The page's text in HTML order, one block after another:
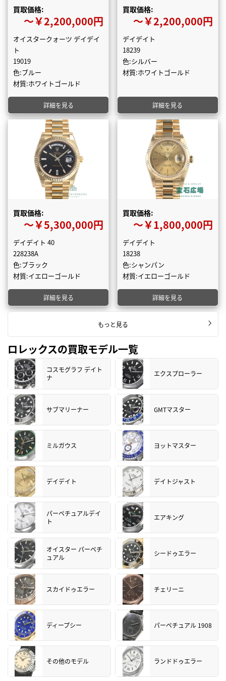
買取価格:
〜￥2,200,000円
オイスタークォーツ デイデイ
ト
19019
色:ブルー
材質:ホワイトゴールド
詳細を見る
買取価格:
〜￥2,200,000円
デイデイト
18239
色:シルバー
材質:ホワイトゴールド
詳細を見る
買取価格:
〜￥5,300,000円
デイデイト 40
228238A
色:ブラック
材質:イエローゴールド
詳細を見る
買取価格:
〜￥1,800,000円
デイデイト
18238
色:シャンパン
材質:イエローゴールド
詳細を見る
もっと見る
ロレックスの買取モデル一覧
コスモグラフ デイト
ナ
エクスプローラー
サブマリーナー GMTマスター
ミルガウス ヨットマスター
デイデイト デイトジャスト
パーペチュアルデイ
ト
エアキング
オイスター パーペチ
ュアル
シードゥエラー
スカイドゥエラー チェリーニ
ディープシー パーペチュアル 1908
その他のモデル ランドドゥエラー